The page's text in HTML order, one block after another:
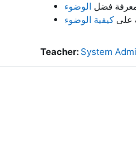
فضل الوضوء
علىكيفية الوضوء
Teacher: System